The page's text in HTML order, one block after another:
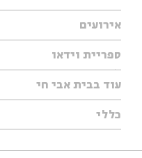
אירועים
עיון
אנגלית
נוער
סדרות
ספריית וידאו
ילדים
מוזיקה
עיון
מיוחדים
עוד בבית אבי חי
תערוכות
מיוחדים
כללי
אודות